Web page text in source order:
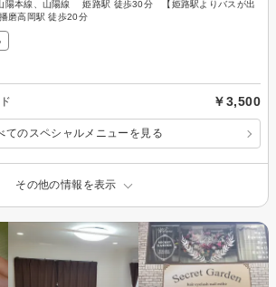
陽本線、山陽線 姫路駅 徒歩30分 【姫路駅よりバスが出
磨高岡駅 徒歩20分
￥3,500
てのスペシャルメニューを見る
その他の情報を表示